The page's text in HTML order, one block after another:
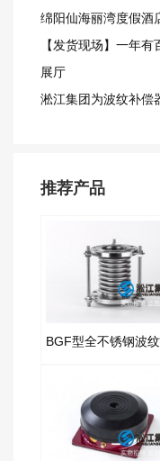
绵阳仙海丽湾度假酒
【发货现场】一年
展厅
淞江集团为波纹补偿
推荐产品